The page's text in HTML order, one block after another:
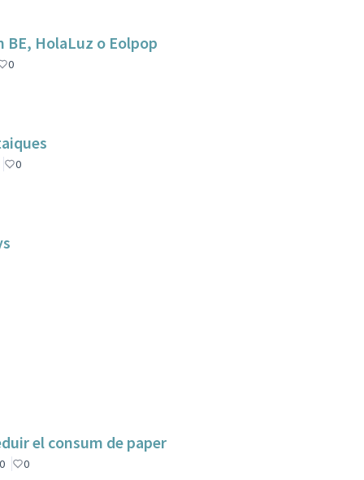
HolaLuz o Eolpop
0
0
el consum de paper
0 0